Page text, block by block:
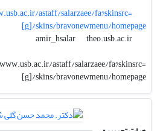
astaff/salarzaee/fa?skinsrc=
[g]/skins/bravonewmenu/homepage
amir_hsalar
theo.usb.ac.ir
astaff/salarzaee/fa?skinsrc=
[g]/skins/bravonewmenu/homepage